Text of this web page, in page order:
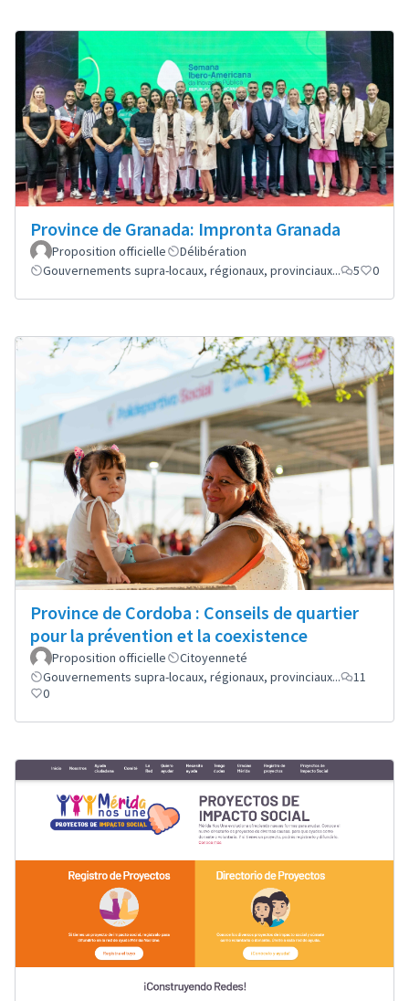
Province de Granada: Impronta Granada
Proposition officielle
Délibération
Gouvernements supra-locaux, régionaux, provinciaux...
5 0
Province de Cordoba : Conseils de quartier
pour la prévention et la coexistence
Proposition officielle
Citoyenneté
Gouvernements supra-locaux, régionaux, provinciaux...
11
0